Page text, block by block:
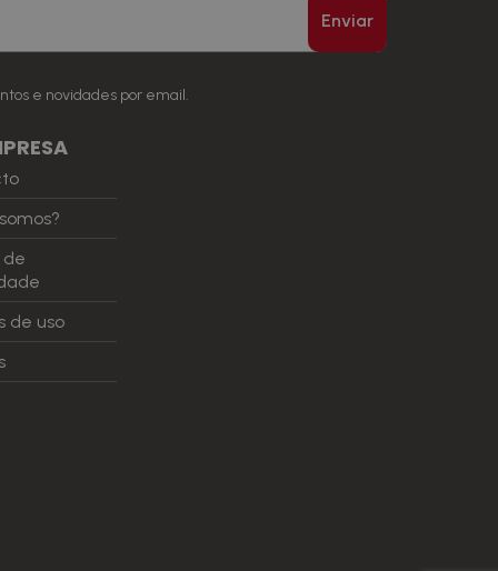
Enviar
e novidades por email.
de
de uso